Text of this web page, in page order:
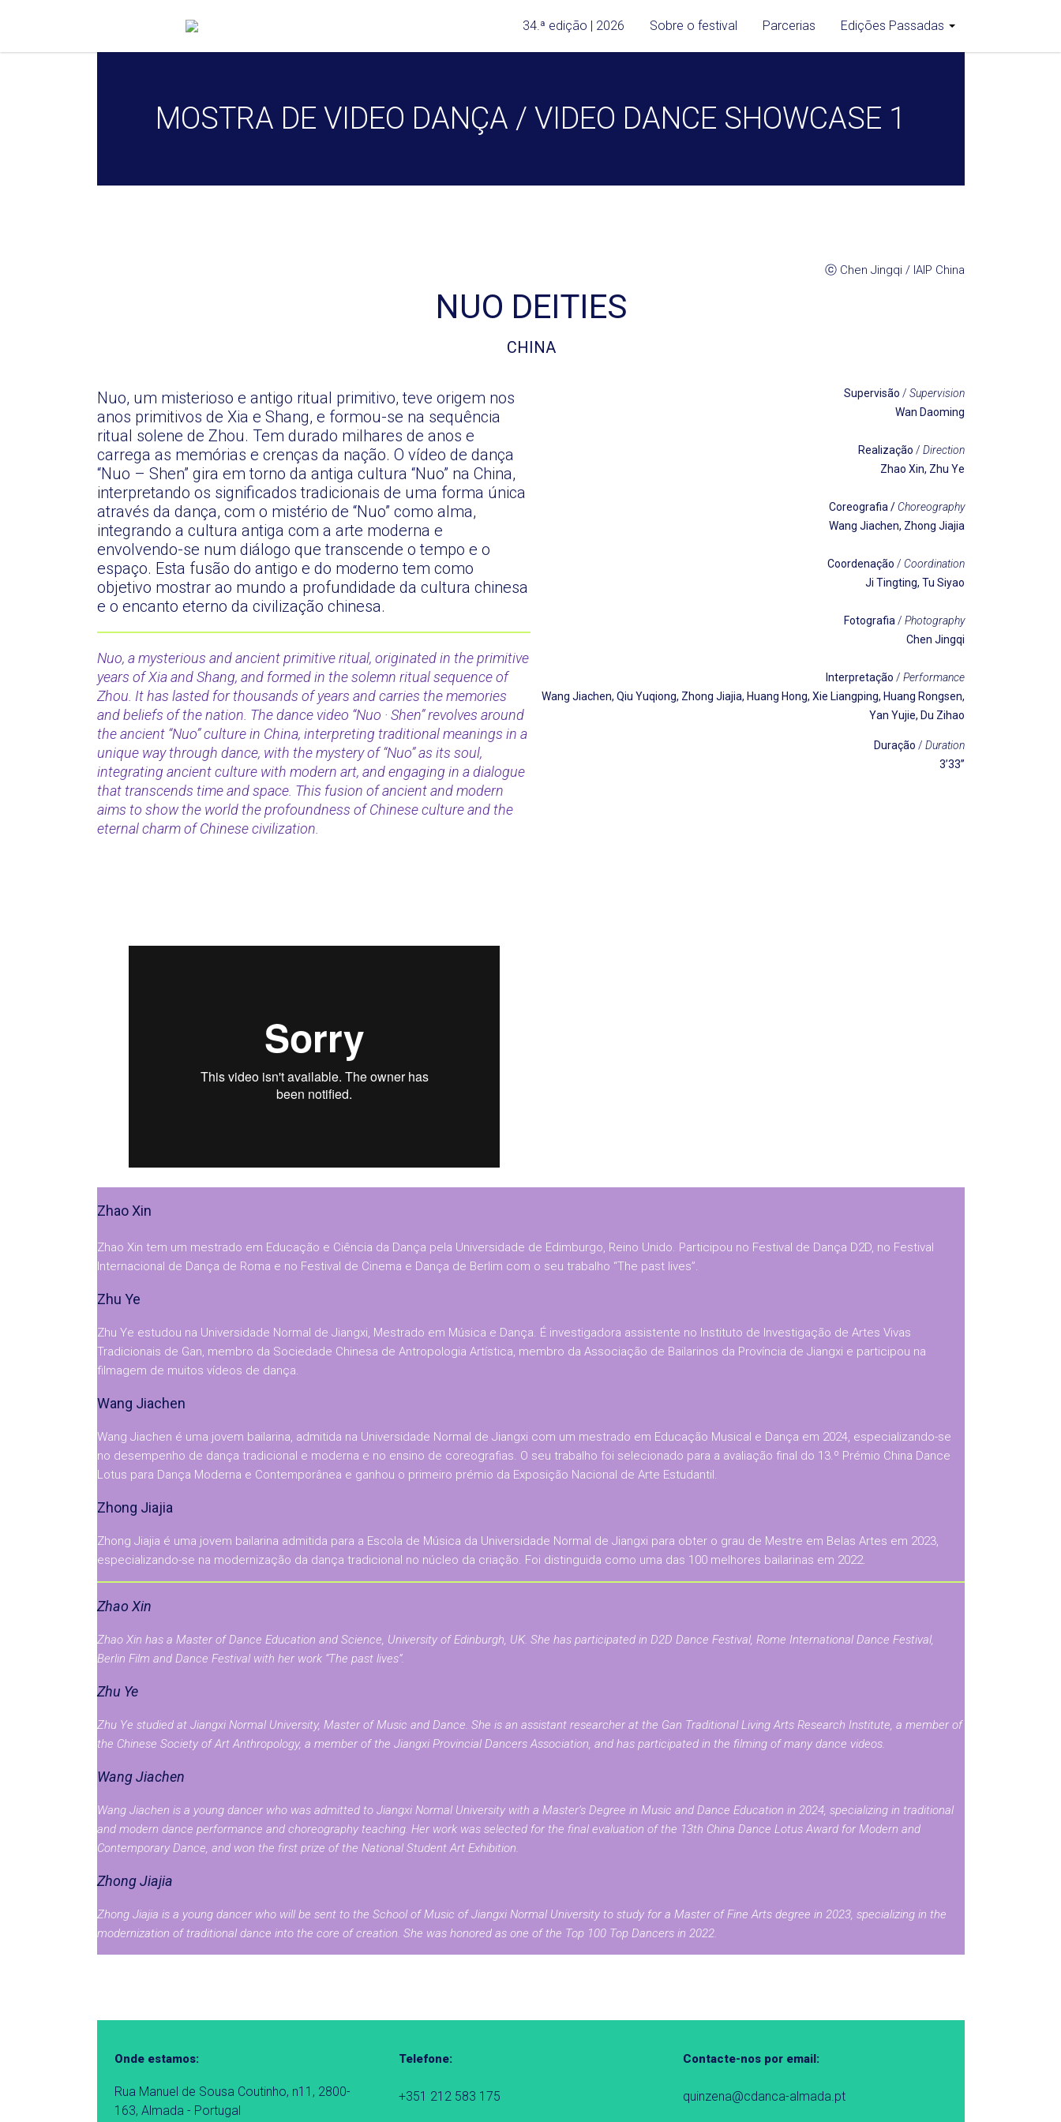
34.ª edição | 2026 Sobre o festival Parcerias Edições Passadas
MOSTRA DE VIDEO DANÇA / VIDEO DANCE SHOWCASE 1
ⓒ Chen Jingqi / IAIP China
NUO DEITIES
CHINA
Nuo, um misterioso e antigo ritual primitivo, teve origem nos
anos primitivos de Xia e Shang, e formou-se na sequência
ritual solene de Zhou. Tem durado milhares de anos e
carrega as memórias e crenças da nação. O vídeo de dança
“Nuo – Shen” gira em torno da antiga cultura “Nuo” na China,
interpretando os significados tradicionais de uma forma única
através da dança, com o mistério de “Nuo” como alma,
integrando a cultura antiga com a arte moderna e
envolvendo-se num diálogo que transcende o tempo e o
espaço. Esta fusão do antigo e do moderno tem como
objetivo mostrar ao mundo a profundidade da cultura chinesa
e o encanto eterno da civilização chinesa.
Nuo, a mysterious and ancient primitive ritual, originated in the primitive
years of Xia and Shang, and formed in the solemn ritual sequence of
Zhou. It has lasted for thousands of years and carries the memories
and beliefs of the nation. The dance video “Nuo · Shen” revolves around
the ancient “Nuo” culture in China, interpreting traditional meanings in a
unique way through dance, with the mystery of “Nuo” as its soul,
integrating ancient culture with modern art, and engaging in a dialogue
that transcends time and space. This fusion of ancient and modern
aims to show the world the profoundness of Chinese culture and the
eternal charm of Chinese civilization.
Supervisão / Supervision
Wan Daoming
Realização / Direction
Zhao Xin, Zhu Ye
Coreografia / Choreography
Wang Jiachen, Zhong Jiajia
Coordenação / Coordination
Ji Tingting, Tu Siyao
Fotografia / Photography
Chen Jingqi
Interpretação / Performance
Wang Jiachen, Qiu Yuqiong, Zhong Jiajia, Huang Hong, Xie Liangping, Huang Rongsen,
Yan Yujie, Du Zihao
Duração / Duration
3’33’’
Zhao Xin
Zhao Xin tem um mestrado em Educação e Ciência da Dança pela Universidade de Edimburgo, Reino Unido. Participou no Festival de Dança D2D, no Festival
Internacional de Dança de Roma e no Festival de Cinema e Dança de Berlim com o seu trabalho “The past lives”.
Zhu Ye
Zhu Ye estudou na Universidade Normal de Jiangxi, Mestrado em Música e Dança. É investigadora assistente no Instituto de Investigação de Artes Vivas
Tradicionais de Gan, membro da Sociedade Chinesa de Antropologia Artística, membro da Associação de Bailarinos da Província de Jiangxi e participou na
filmagem de muitos vídeos de dança.
Wang Jiachen
Wang Jiachen é uma jovem bailarina, admitida na Universidade Normal de Jiangxi com um mestrado em Educação Musical e Dança em 2024, especializando-se
no desempenho de dança tradicional e moderna e no ensino de coreografias. O seu trabalho foi selecionado para a avaliação final do 13.º Prémio China Dance
Lotus para Dança Moderna e Contemporânea e ganhou o primeiro prémio da Exposição Nacional de Arte Estudantil.
Zhong Jiajia
Zhong Jiajia é uma jovem bailarina admitida para a Escola de Música da Universidade Normal de Jiangxi para obter o grau de Mestre em Belas Artes em 2023,
especializando-se na modernização da dança tradicional no núcleo da criação. Foi distinguida como uma das 100 melhores bailarinas em 2022.
Zhao Xin
Zhao Xin has a Master of Dance Education and Science, University of Edinburgh, UK. She has participated in D2D Dance Festival, Rome International Dance Festival,
Berlin Film and Dance Festival with her work “The past lives”.
Zhu Ye
Zhu Ye studied at Jiangxi Normal University, Master of Music and Dance. She is an assistant researcher at the Gan Traditional Living Arts Research Institute, a member of
the Chinese Society of Art Anthropology, a member of the Jiangxi Provincial Dancers Association, and has participated in the filming of many dance videos.
Wang Jiachen
Wang Jiachen is a young dancer who was admitted to Jiangxi Normal University with a Master’s Degree in Music and Dance Education in 2024, specializing in traditional
and modern dance performance and choreography teaching. Her work was selected for the final evaluation of the 13th China Dance Lotus Award for Modern and
Contemporary Dance, and won the first prize of the National Student Art Exhibition.
Zhong Jiajia
Zhong Jiajia is a young dancer who will be sent to the School of Music of Jiangxi Normal University to study for a Master of Fine Arts degree in 2023, specializing in the
modernization of traditional dance into the core of creation. She was honored as one of the Top 100 Top Dancers in 2022.
Onde estamos:
Rua Manuel de Sousa Coutinho, n11, 2800-
163, Almada - Portugal
Telefone:
+351 212 583 175
Contacte-nos por email:
quinzena@cdanca-almada.pt